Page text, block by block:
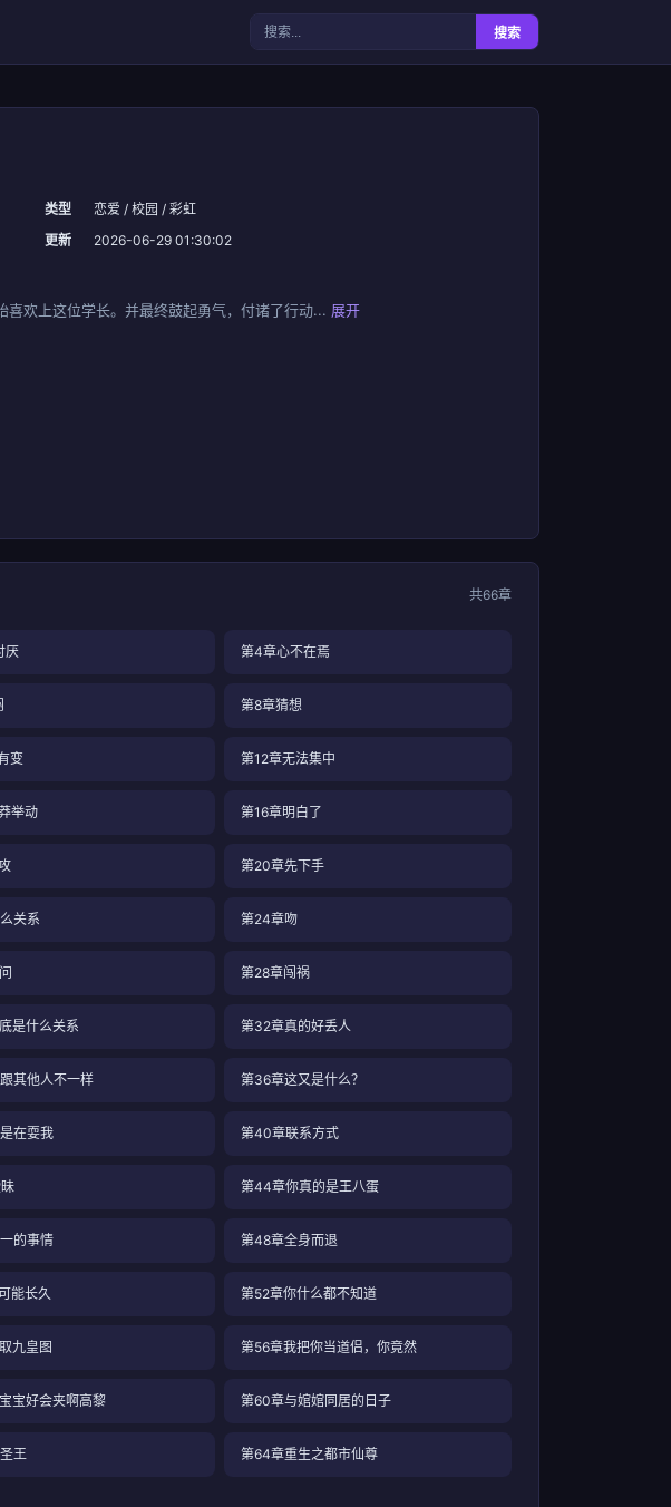
搜索
类型
恋爱 / 校园 / 彩虹
更新 2026-06-29 01:30:02
欢上这位学长。并最终鼓起勇气，付诸了行动... 展开
共66章
厌 第4章心不在焉
第8章猜想
变 第12章无法集中
举动 第16章明白了
第20章先下手
关系 第24章吻
第28章闯祸
是什么关系 第32章真的好丢人
其他人不一样 第36章这又是什么？
在耍我 第40章联系方式
第44章你真的是王八蛋
的事情 第48章全身而退
能长久 第52章你什么都不知道
九皇图 第56章我把你当道侣，你竟然
宝好会夹啊高黎 第60章与婠婠同居的日子
王 第64章重生之都市仙尊